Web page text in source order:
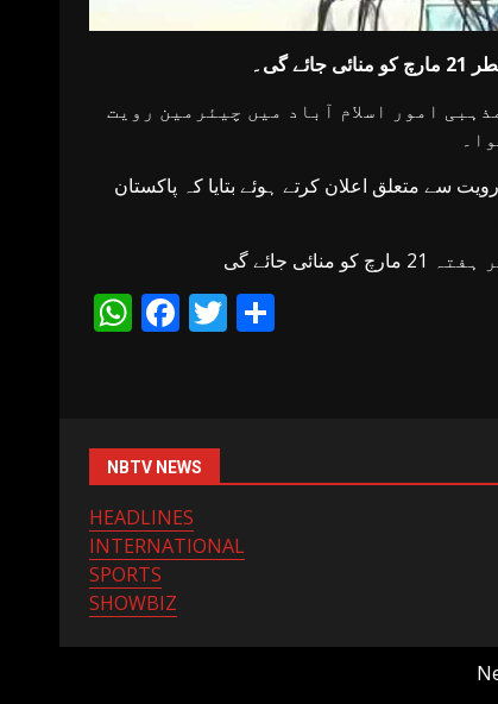
امور اسلام آباد میں چیئرمین رویت
سے متعلق اعلان کرتے ہوئے بتایا کہ پاکستان
جائے گی
WhatsApp
Facebook
Twitter
NBTV NEWS
HEADLINES
INTERNATIONAL
SPORTS
SHOWBIZ